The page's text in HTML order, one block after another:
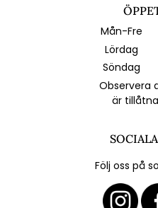
Mån-Fre
Lördag
Söndag
Observera
är
Följ oss på